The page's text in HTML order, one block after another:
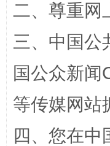
网上购药对
二、尊重网
三、中国公
国公众新闻
等传媒网站
四、您在中